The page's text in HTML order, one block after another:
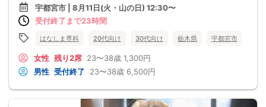
宇都宮市 | 8月11日(火・山の日) 12:30〜
受付終了まで23時間
はなしま専科 20代向け 30代向け 栃木県 宇都宮市
女性 残り2席 23〜38歳 1,300円
男性 受付終了 23〜38歳 6,500円